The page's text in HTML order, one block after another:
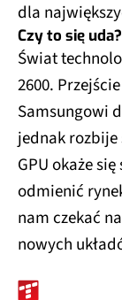
dla
Czy to się uda?
Świat
2600.
Samsungowi
jednak rozbije
GPU okaże
odmienić
nam czekać
nowych